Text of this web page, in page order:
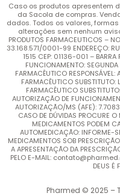
Caso os produtos apresentem
da Sacola de compras.
dados. Todos os valores,
alterações sem nenhum aviso
PRODUTOS FARMACEUTICOS –
33.168.571/0001-99 ENDEREÇO:
1515 CEP: 01136-001 – BARRA
FUNCIONAMENTO:
FARMACÊUTICO
FARMACÊUTICO
FARMACÊUTICO
AUTORIZAÇÃO DE
AUTORIZAÇÃO/MS (AFE):
CASO DE DÚVIDAS PROCURE
MEDICAMENTOS PODEM
AUTOMEDICAÇÃO:
MEDICAMENTOS SOB
A APRESENTAÇÃO DA
PELO E-MAIL:
DEUS É
Pharmed © 2025 –